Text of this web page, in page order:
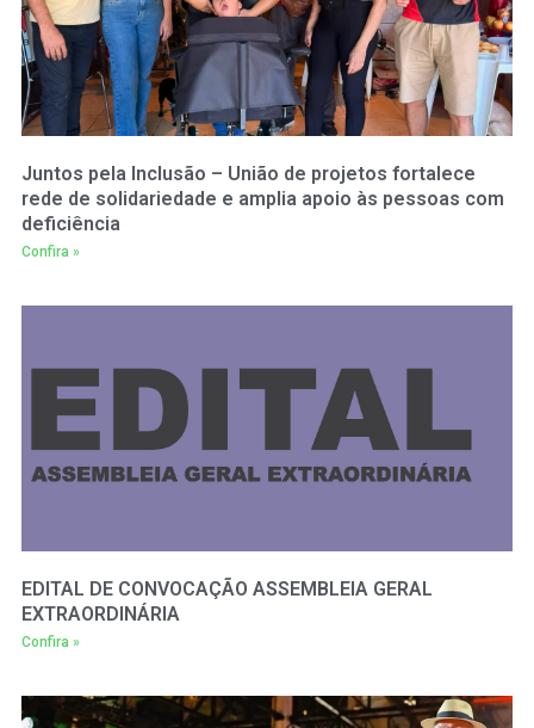
Juntos pela Inclusão – União de projetos fortalece
rede de solidariedade e amplia apoio às pessoas com
deficiência
Confira »
EDITAL DE CONVOCAÇÃO ASSEMBLEIA GERAL
EXTRAORDINÁRIA
Confira »